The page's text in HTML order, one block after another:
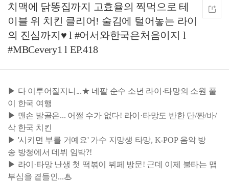
치맥에 닭똥집까지 고효율의 찍먹으로 테
이블 위 치킨 클리어! 술김에 털어놓는 라이
의 진심까지♥ l #어서와한국은처음이지 l
#MBCevery1 l EP.418
▶ 다 이루어질지니...★ 네팔 순수 소년 라이·타망의 소원 풀
이 한국 여행
▶ 맨손 발골은... 어쩔 수가 없다! 라이·타망도 반한 단/짠/바/
삭 한국 치킨
▶ '시키면 부를 거예요' 가수 지망생 타망, K-POP 음악 방
송 방청에서 데뷔 임박?!
▶ 라이·타망 난생 첫 떡볶이 뷔페 방문! 근데 이제 불타는 맵
부심을 곁들인...♨